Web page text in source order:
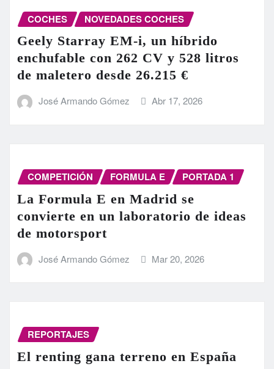
COCHES NOVEDADES COCHES
Geely Starray EM-i, un híbrido
enchufable con 262 CV y 528 litros
de maletero desde 26.215 €
José Armando Gómez Abr 17, 2026
COMPETICIÓN FORMULA E PORTADA 1
La Formula E en Madrid se
convierte en un laboratorio de ideas
de motorsport
José Armando Gómez Mar 20, 2026
REPORTAJES
El renting gana terreno en España